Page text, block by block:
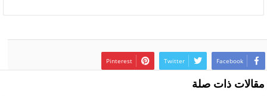
Facebook
Twitter
Pinterest
مقالات ذات صلة